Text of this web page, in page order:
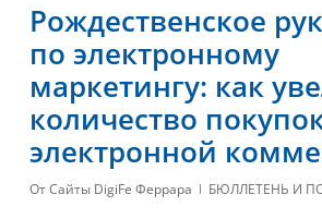
Рождественское
по электронному
маркетингу: как
количество
электронной
ОтСайты DigiFe Феррара БЮЛЛЕТЕНЬ И